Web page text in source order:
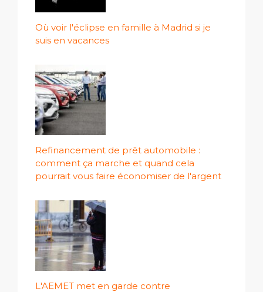
Où voir l'éclipse en famille à Madrid si je
suis en vacances
Refinancement de prêt automobile :
comment ça marche et quand cela
pourrait vous faire économiser de l'argent
L'AEMET met en garde contre